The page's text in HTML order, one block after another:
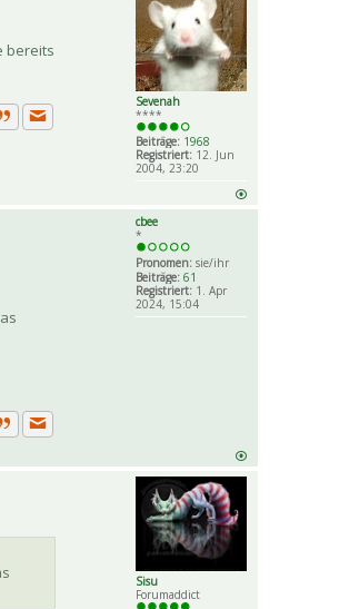
Sevenah
****
Beiträge: 1968
Registriert: 12. Jun
2004, 23:20
bereits
Private Nachricht senden
cbee
*
Pronomen: sie/ihr
Beiträge: 61
Registriert: 1. Apr
2024, 15:04
Private Nachricht senden
Sisu
Forumaddict